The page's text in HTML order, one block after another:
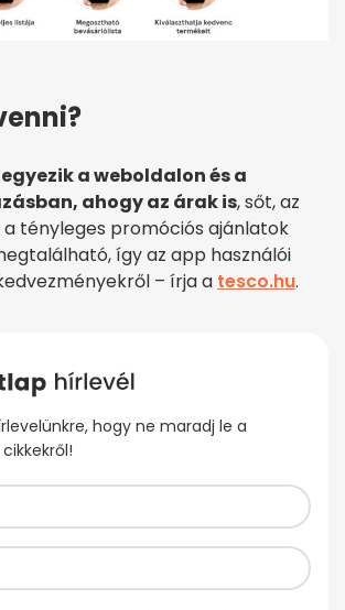
a weboldalon és a
ahogy az árak is, sőt, az
tényleges promóciós ajánlatok
így az app használói
– írja a tesco.hu.
hogy ne maradj le a